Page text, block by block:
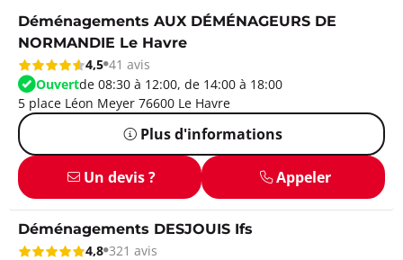
Déménagements AUX DÉMÉNAGEURS DE
NORMANDIE Le Havre
4,5 41 avis
Ouvertde 08:30 à 12:00, de 14:00 à 18:00
5 place Léon Meyer 76600 Le Havre
Plus d'informations
Un devis ? Appeler
Déménagements DESJOUIS Ifs
4,8 321 avis